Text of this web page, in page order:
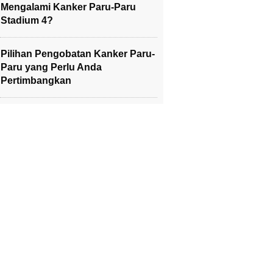
Mengalami Kanker Paru-Paru
Stadium 4?
Pilihan Pengobatan Kanker Paru-
Paru yang Perlu Anda
Pertimbangkan